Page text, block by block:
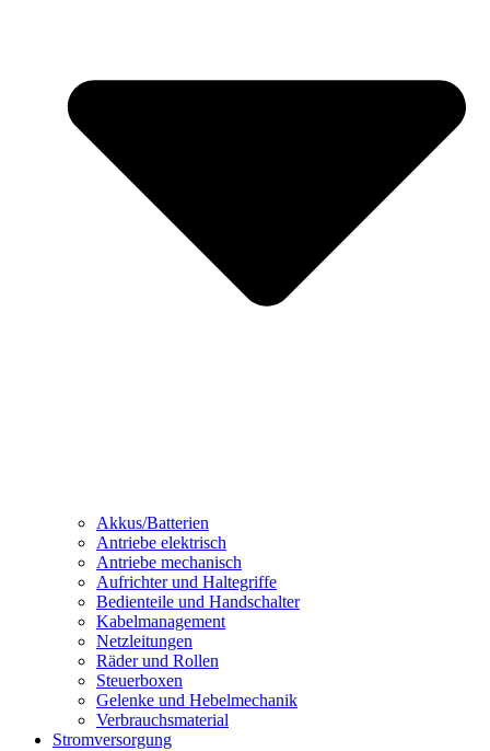
Akkus/Batterien
Antriebe elektrisch
Antriebe mechanisch
Aufrichter und Haltegriffe
Bedienteile und Handschalter
Kabelmanagement
Netzleitungen
Räder und Rollen
Steuerboxen
Gelenke und Hebelmechanik
Verbrauchsmaterial
Stromversorgung